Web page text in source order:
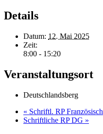
Details
Datum: 12. Mai 2025
Zeit:
8:00 - 15:20
Veranstaltungsort
Deutschlandsberg
« Schriftl. RP Französisch
Schriftliche RP DG »